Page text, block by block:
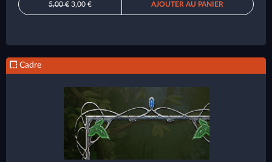
5,00 €3,00 € AJOUTER AU PANIER
Cadre